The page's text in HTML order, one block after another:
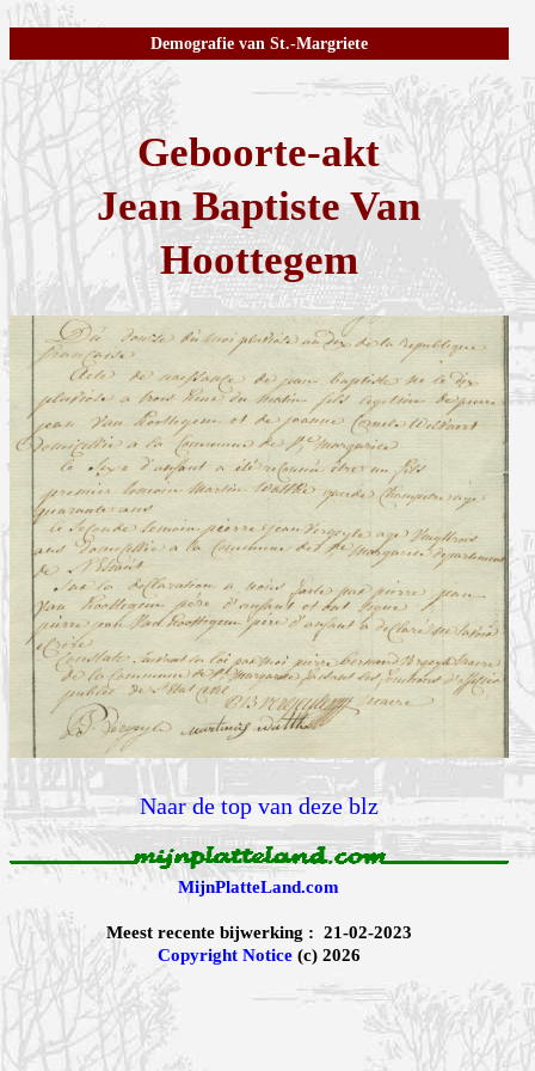
Demografie van St.-Margriete
Geboorte-akt
Jean Baptiste Van
Hoottegem
Naar de top van deze blz
MijnPlatteLand.com
Meest recente bijwerking : 21-02-2023
Copyright Notice(c) 2026